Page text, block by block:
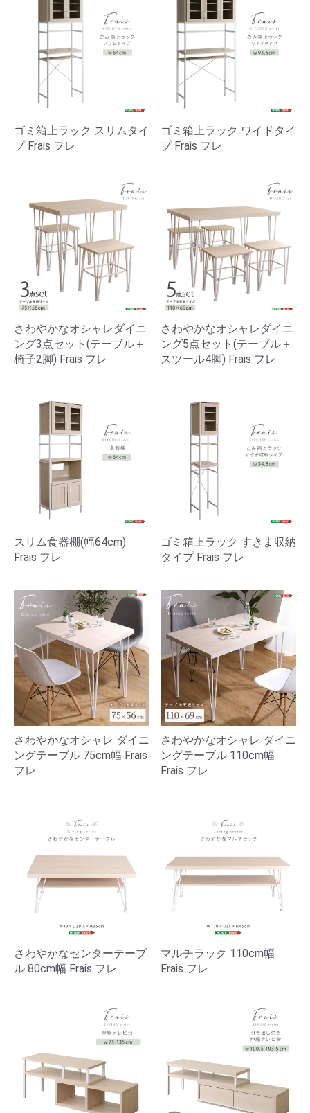
ゴミ箱上ラック スリムタイ
プ Frais フレ
ゴミ箱上ラック ワイドタイ
プ Frais フレ
さわやかなオシャレダイニ
ング3点セット(テーブル＋
椅子2脚) Frais フレ
さわやかなオシャレダイニ
ング5点セット(テーブル＋
スツール4脚) Frais フレ
スリム食器棚(幅64cm)
Frais フレ
ゴミ箱上ラック すきま収納
タイプ Frais フレ
さわやかなオシャレ ダイニ
ングテーブル 75cm幅 Frais
フレ
さわやかなオシャレ ダイニ
ングテーブル 110cm幅
Frais フレ
さわやかなセンターテーブ
ル 80cm幅 Frais フレ
マルチラック 110cm幅
Frais フレ